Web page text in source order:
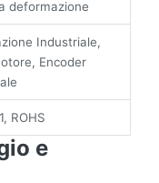
deformazione
Industriale,
Encoder
ROHS
e